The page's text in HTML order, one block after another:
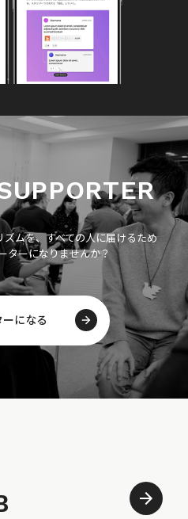
ムを、すべての人に届けるため
ターになりませんか？
になる